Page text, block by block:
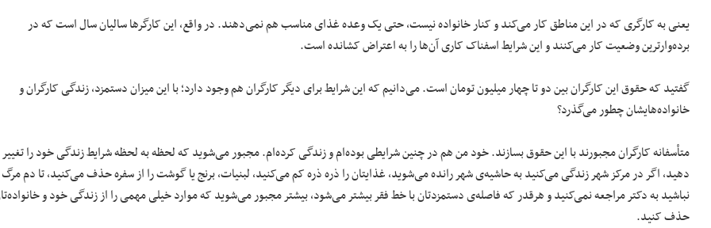
یعنی به کارگری که در این مناطق کار می‌کند و کنار خانواده نیست، حتی یک وعده غذای مناسب هم نمی‌دهند. در واقع، این کارگرها سالیان سال است که در
برده‌وارترین وضعیت کار می‌کنند و این شرایط اسفناک کاری آن‌ها را به اعتراض کشانده است.
گفتید که حقوق این‌ کارگران بین دو تا چهار میلیون تومان است. می‌دانیم که این شرایط برای دیگر کارگران هم وجود دارد؛ با این میزان دستمزد، زندگی‌ کارگران و
خانواده‌هایشان چطور می‌گذرد؟
متأسفانه کارگران مجبورند با این حقوق بسازند. خود من هم در چنین شرایطی بوده‌ام و زندگی کرده‌ام. مجبور می‌شوید که لحظه به لحظه شرایط زندگی‌ خود را تغییر
دهید، اگر در مرکز شهر زندگی می‌کنید به حاشیه‌ی شهر رانده می‌شوید، غذایتان را ذره ذره کم می‌کنید، لبنیات، برنج یا گوشت را از سفره‌ حذف می‌کنید، تا دم مرگ
نباشید به دکتر مراجعه نمی‌کنید و هرقدر که فاصله‌‌ی دستمزدتان با خط فقر بیشتر می‌شود، بیشتر مجبور می‌شوید که موارد خیلی مهمی را از زندگی خود و
حذف کنید.